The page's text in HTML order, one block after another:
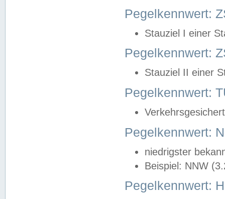
Pegelkennwert:
Stauziel I einer
Pegelkennwert:
Stauziel II einer
Pegelkennwert:
Pegelkennwert:
niedrigster
Beispiel: NNW
Pegelkennwert: